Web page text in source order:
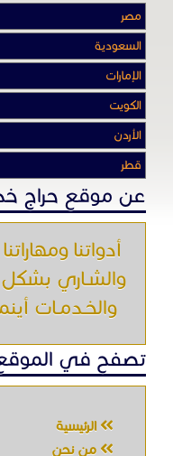
أدواتنا
والشـاري بشكل
والخـدمـات
تصفح في الموقع
الرئيسية
شروط الاستخدام